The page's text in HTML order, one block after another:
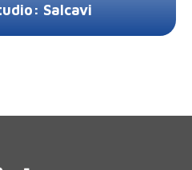
Salcavi